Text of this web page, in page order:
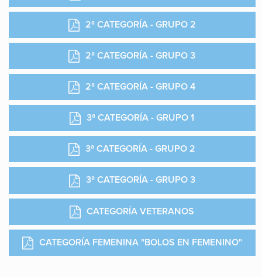
2ª CATEGORÍA - GRUPO 2
2ª CATEGORÍA - GRUPO 3
2ª CATEGORÍA - GRUPO 4
3ª CATEGORÍA - GRUPO 1
3ª CATEGORÍA - GRUPO 2
3ª CATEGORÍA - GRUPO 3
CATEGORÍA VETERANOS
CATEGORÍA FEMENINA "BOLOS EN FEMENINO"